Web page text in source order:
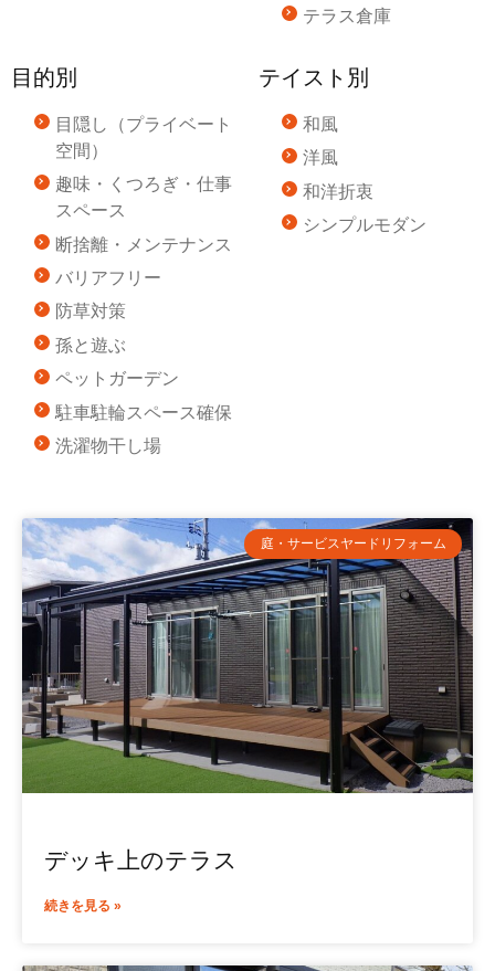
テラス倉庫
目的別
目隠し（プライベート
空間）
趣味・くつろぎ・仕事
スペース
断捨離・メンテナンス
バリアフリー
防草対策
孫と遊ぶ
ペットガーデン
駐車駐輪スペース確保
洗濯物干し場
テイスト別
和風
洋風
和洋折衷
シンプルモダン
庭・サービスヤードリフォーム
デッキ上のテラス
続きを見る »